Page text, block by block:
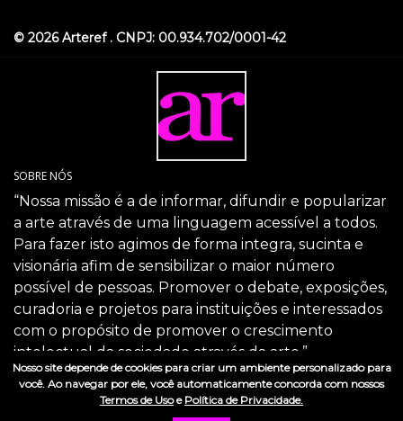
© 2026 Arteref . CNPJ: 00.934.702/0001-42
SOBRE NÓS
“Nossa missão é a de informar, difundir e popularizar
a arte através de uma linguagem acessível a todos.
Para fazer isto agimos de forma integra, sucinta e
visionária afim de sensibilizar o maior número
possível de pessoas. Promover o debate, exposições,
curadoria e projetos para instituições e interessados
com o propósito de promover o crescimento
intelectual da sociedade através da arte.”
SIGA-NOS
Nosso site depende de cookies para criar um ambiente personalizado para
você. Ao navegar por ele, você automaticamente concorda com nossos
Termos de Usoe Política de Privacidade.